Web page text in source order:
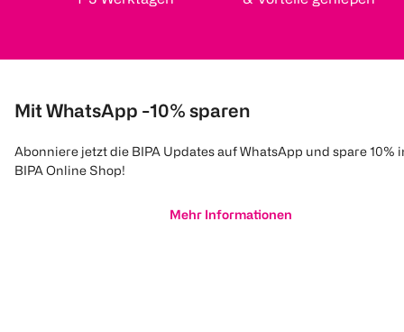
Mit WhatsApp -10% sparen
Abonniere jetzt die BIPA Updates auf WhatsApp und spare 10%
BIPA Online Shop!
Mehr Informationen